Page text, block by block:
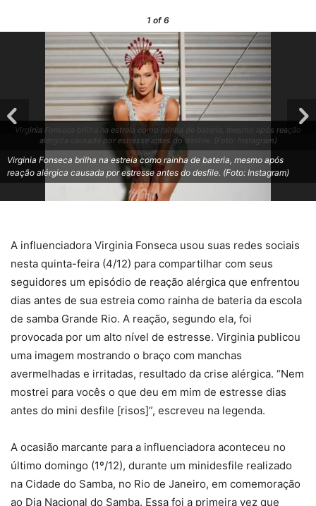
1 of 6
Virginia Fonseca brilha na estreia como rainha de bateria, mesmo após reação
alérgica causada por estresse antes do desfile. (Foto: Instagram)
Virginia Fonseca brilha na estreia como rainha de bateria, mesmo após
reação alérgica causada por estresse antes do desfile. (Foto: Instagram)
A influenciadora Virginia Fonseca usou suas redes sociais
nesta quinta-feira (4/12) para compartilhar com seus
seguidores um episódio de reação alérgica que enfrentou
dias antes de sua estreia como rainha de bateria da escola
de samba Grande Rio. A reação, segundo ela, foi
provocada por um alto nível de estresse. Virginia publicou
uma imagem mostrando o braço com manchas
avermelhadas e irritadas, resultado da crise alérgica. “Nem
mostrei para vocês o que deu em mim de estresse dias
antes do mini desfile [risos]”, escreveu na legenda.
A ocasião marcante para a influenciadora aconteceu no
último domingo (1º/12), durante um minidesfile realizado
na Cidade do Samba, no Rio de Janeiro, em comemoração
ao Dia Nacional do Samba. Essa foi a primeira vez que